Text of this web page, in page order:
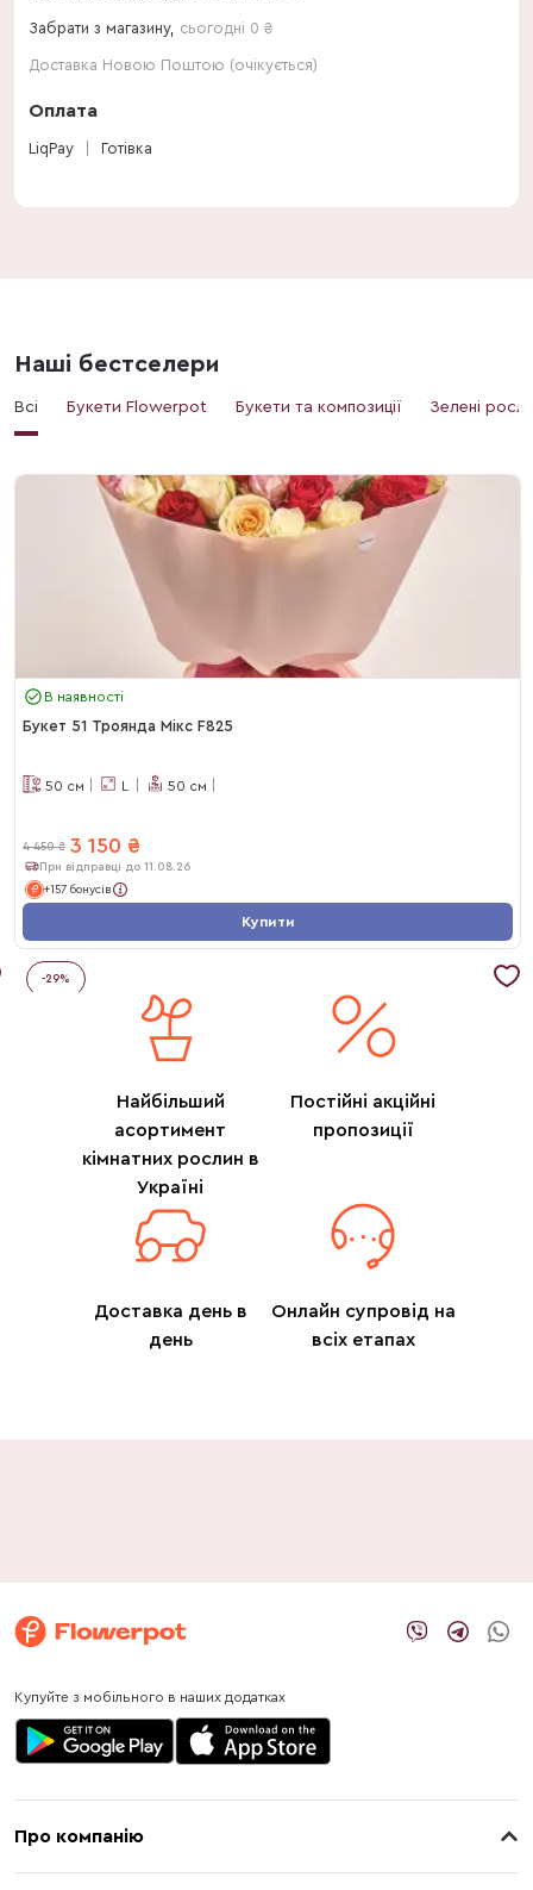
Забрати з магазину, сьогодні 0 ₴
Доставка Новою Поштою (очікується)
Оплата
LiqPay Готівка
Наші бестселери
Всі Букети Flowerpot Букети та композиції Зелені
В наявності
Букет 51 Троянда Мікс F825
50 см L 50 см
4 450 ₴ 3 150 ₴
При відправці до 11.08.26
+157 бонусів
Купити
-29%
Найбільший
асортимент
кімнатних рослин в
Україні
Постійні акційні
пропозиції
Доставка день в
день
Онлайн супровід на
всіх етапах
Купуйте з мобільного в наших додатках
Про компанію